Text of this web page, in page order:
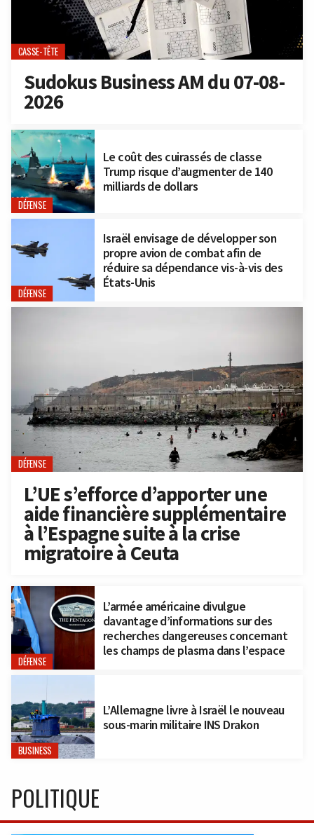
CASSE-TÊTE
Sudokus Business AM du 07-08-
2026
DÉFENSE
Le coût des cuirassés de classe
Trump risque d’augmenter de 140
milliards de dollars
DÉFENSE
Israël envisage de développer son
propre avion de combat afin de
réduire sa dépendance vis-à-vis des
États-Unis
DÉFENSE
L’UE s’efforce d’apporter une
aide financière supplémentaire
à l’Espagne suite à la crise
migratoire à Ceuta
DÉFENSE
L’armée américaine divulgue
davantage d’informations sur des
recherches dangereuses concernant
les champs de plasma dans l’espace
BUSINESS
L’Allemagne livre à Israël le nouveau
sous-marin militaire INS Drakon
POLITIQUE